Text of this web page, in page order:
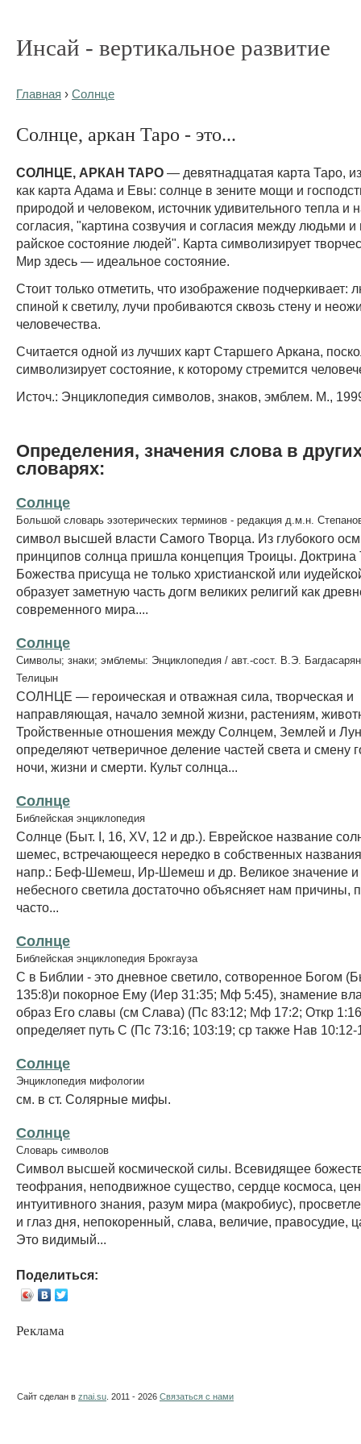
Инсай - вертикальное развитие
Главная › Солнце
Солнце, аркан Таро - это...
СОЛНЦЕ, АРКАН ТАРО — девятнадцатая карта Таро,
как карта Адама и Евы: солнце в зените мощи и
природой и человеком, источник удивительного тепла и
согласия, "картина созвучия и согласия между людьми
райское состояние людей". Карта символизирует
Мир здесь — идеальное состояние.
Стоит только отметить, что изображение
спиной к светилу, лучи пробиваются сквозь стену и
человечества.
Считается одной из лучших карт Старшего Аркана,
символизирует состояние, к которому стремится
Источ.: Энциклопедия символов, знаков, эмблем. М.,
Определения, значения слова в
словарях:
Солнце
Большой словарь эзотерических терминов - редакция д.м.н.
символ высшей власти Самого Творца. Из глубокого
принципов солнца пришла концепция Троицы. Доктрина
Божества присуща не только христианской или
образует заметную часть догм великих религий как
современного мира....
Солнце
Символы; знаки; эмблемы: Энциклопедия / авт.-сост. В.Э.
Телицын
СОЛНЦЕ — героическая и отважная сила, творческая и
направляющая, начало земной жизни, растениям,
Тройственные отношения между Солнцем, Землей и
определяют четверичное деление частей света и смену
ночи, жизни и смерти. Культ солнца...
Солнце
Библейская энциклопедия
Солнце (Быт. I, 16, XV, 12 и др.). Еврейское название
шемес, встречающееся нередко в собственных
напр.: Беф-Шемеш, Ир-Шемеш и др. Великое значение и
небесного светила достаточно объясняет нам причины,
часто...
Солнце
Библейская энциклопедия Брокгауза
С в Библии - это дневное светило, сотворенное Богом
135:8)и покорное Ему (Иер 31:35; Мф 5:45), знамение
образ Его славы (см Слава) (Пс 83:12; Мф 17:2; Откр
определяет путь С (Пс 73:16; 103:19; ср также Нав
Солнце
Энциклопедия мифологии
см. в ст. Солярные мифы.
Солнце
Словарь символов
Символ высшей космической силы. Всевидящее
теофрания, неподвижное существо, сердце космоса,
интуитивного знания, разум мира (макробиус),
и глаз дня, непокоренный, слава, величие, правосудие,
Это видимый...
Поделиться:
Реклама
Сайт сделан в znai.su . 2011 - 2026 Связаться с нами